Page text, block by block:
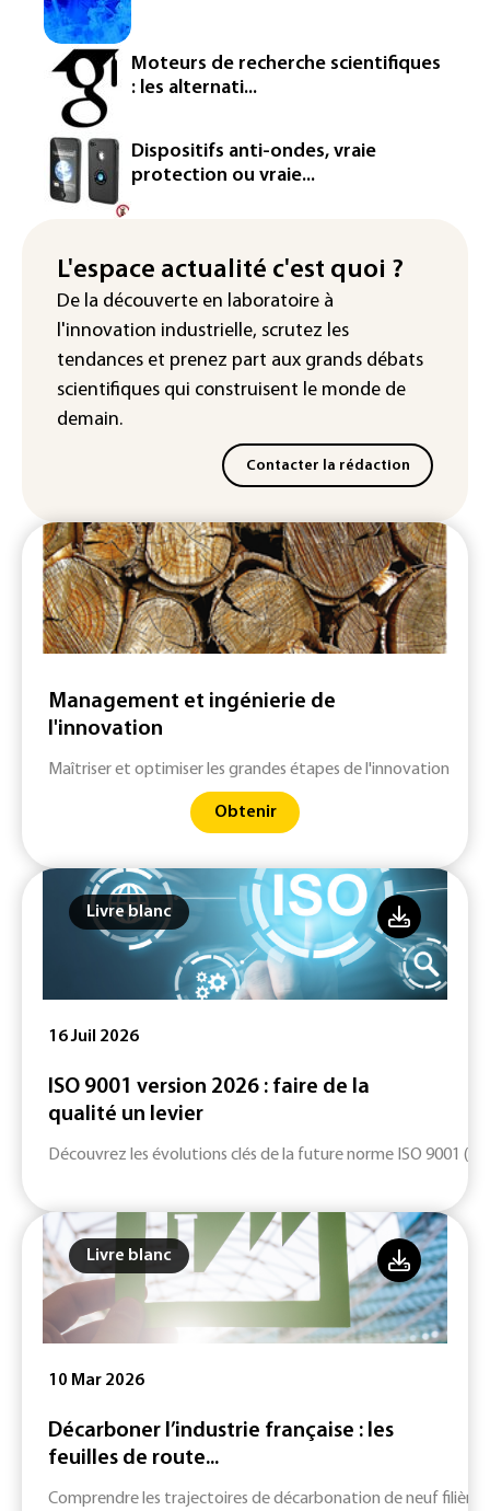
semiconducteurs et panneaux solaires
Washington étend le contrôle des
réseaux sociaux des étrangers
demandeurs de visas
Rugby: le Stade français victime d'une
cyberattaque
Enquête ouverte après la fuite des
d'Intermarché
La Slovaquie enregistre un record
absolu de 42,2°C (services
météorologiques)
Moteurs de recherche scientifiques
: les alternati...
Dispositifs anti-ondes, vraie
protection ou vraie...
L'espace actualité c'est quoi ?
De la découverte en laboratoire à
l'innovation industrielle, scrutez les
tendances et prenez part aux grands débats
scientifiques qui construisent le monde de
demain.
Contacter la rédaction
Management et ingénierie de
l'innovation
Maîtriser et optimiser les grandes étapes de l'innovation
Obtenir
Livre blanc
16 Juil 2026
ISO 9001 version 2026 : faire de la
qualité un levier
Découvrez les évolutions clés de la future norme ISO 9001
Livre blanc
10 Mar 2026
Décarboner l’industrie française : les
feuilles de route...
Comprendre les trajectoires de décarbonation de neuf